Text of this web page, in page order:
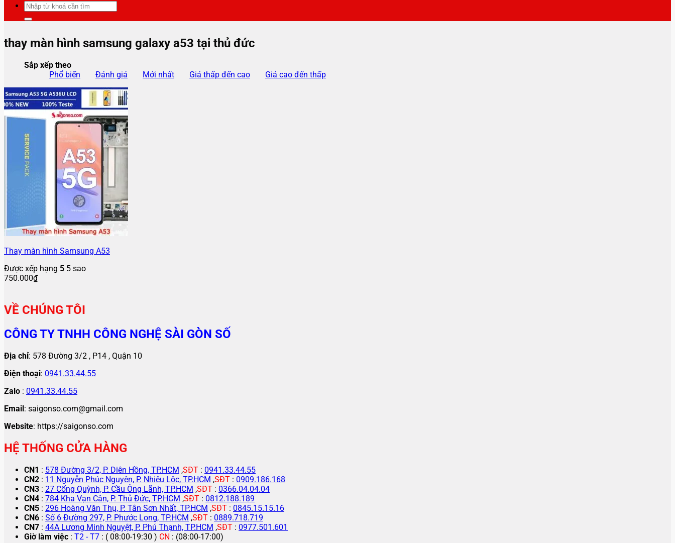
Tìm
kiếm:
thay màn hình samsung galaxy a53 tại thủ đức
Sắp xếp theo
Phổ biến
Đánh giá Mới nhất Giá thấp đến cao Giá cao đến thấp
Thay màn hình Samsung A53
Được xếp hạng 5 5 sao
750.000₫
VỀ CHÚNG TÔI
CÔNG TY TNHH CÔNG NGHỆ SÀI GÒN SỐ
Địa chỉ: 578 Đường 3/2 , P14 , Quận 10
Điện thoại: 0941.33.44.55
Zalo : 0941.33.44.55
Email: saigonso.com@gmail.com
Website: https://saigonso.com
HỆ THỐNG CỬA HÀNG
CN1 : 578 Đường 3/2, P. Diên Hồng, TP.HCM ,SĐT : 0941.33.44.55
CN2 : 11 Nguyễn Phúc Nguyên, P. Nhiêu Lộc, TP.HCM ,SĐT : 0909.186.168
CN3 : 27 Cống Quỳnh, P. Cầu Ông Lãnh, TP.HCM ,SĐT : 0366.04.04.04
CN4 : 784 Kha Vạn Cân, P. Thủ Đức, TP.HCM ,SĐT : 0812.188.189
CN5 : 296 Hoàng Văn Thụ, P. Tân Sơn Nhất, TP.HCM ,SĐT : 0845.15.15.16
CN6 : Số 6 Đường 297, P. Phước Long, TP.HCM ,SĐT : 0889.718.719
CN7 : 44A Lương Minh Nguyệt, P. Phú Thạnh, TP.HCM ,SĐT : 0977.501.601
Giờ làm việc : T2 - T7 : ( 08:00-19:30 ) CN : (08:00-17:00)